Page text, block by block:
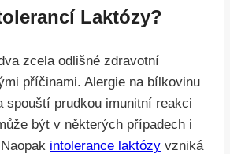
Laktózy?
zcela odlišné zdravotní
příčinami. Alergie na bílkovinu
spouští prudkou imunitní reakci
být v některých případech i
intolerance laktózy vzniká